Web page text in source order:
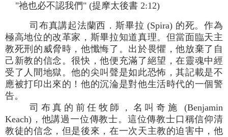
"祂也必不認我們" (提摩太後書 2:12)
司布真講起法蘭西．斯畢拉 (Spira) 的死。作為
極高地位的改革家，斯畢拉知道真理。但當面臨天主
教死刑的威脅時，他懺悔了。出於畏懼，他放棄了自
己新教的信念。很快，他便充滿了絕望，在靈魂中經
受了人間地獄。他的尖叫聲是如此恐怖，其記載是不
應被打印出來的！他的沉淪是對他生活時代的一個警
告。
司布真的前任牧師，名叫奇施 (Benjamin
Keach)，他講過一位傳教士。這位傳教士口稱信仰清
教徒的信念，但是後來，在一次天主教的迫害中，他